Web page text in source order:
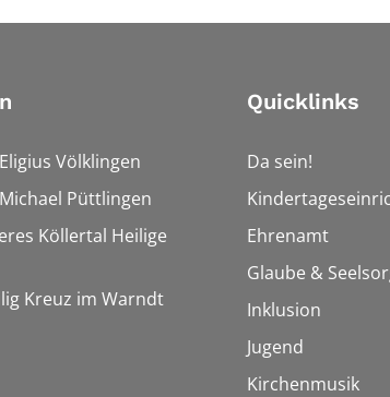
Völklingen
Püttlingen
Köllertal Heilige
Kreuz im Warndt
Quicklinks
Da sein!
Ehrenamt
Glaube &
Inklusion
Jugend
Kirchenmusik